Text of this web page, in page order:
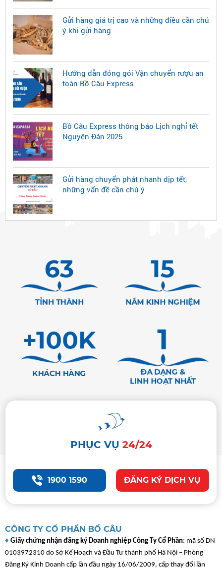
Gửi hàng giá trị cao và những điều cần chú
ý khi gửi hàng
Hướng dẫn đóng gói Vận chuyển rượu an
toàn Bồ Câu Express
Bồ Câu Express thông báo Lịch nghỉ tết
Nguyên Đán 2025
Gửi hàng chuyển phát nhanh dịp tết,
những vấn đề cần chú ý
63
TỈNH THÀNH
15
NĂM KINH NGHIỆM
+100K
KHÁCH HÀNG
1
ĐA DẠNG &
LINH HOẠT NHẤT
PHỤC VỤ 24/24
1900 1590 ĐĂNG KÝ DỊCH VỤ
CÔNG TY CỔ PHẦN BỒ CÂU
♦ Giấy chứng nhận đăng ký Doanh nghiệp Công Ty Cổ Phần: mã số DN
0103972310 do Sở Kế Hoạch và Đầu Tư thành phố Hà Nội – Phòng
Đăng Ký Kinh Doanh cấp lần đầu ngày 16/06/2009, cấp thay đổi lần